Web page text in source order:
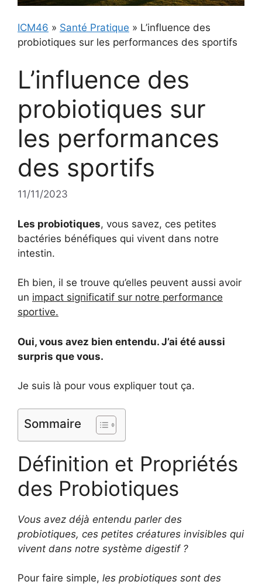
ICM46 » Santé Pratique » L’influence des
probiotiques sur les performances des sportifs
L’influence des
probiotiques sur
les performances
des sportifs
11/11/2023
Les probiotiques, vous savez, ces petites
bactéries bénéfiques qui vivent dans notre
intestin.
Eh bien, il se trouve qu’elles peuvent aussi avoir
un impact significatif sur notre performance
sportive.
Oui, vous avez bien entendu. J’ai été aussi
surpris que vous.
Je suis là pour vous expliquer tout ça.
Sommaire
Définition et Propriétés
des Probiotiques
Vous avez déjà entendu parler des
probiotiques, ces petites créatures invisibles qui
vivent dans notre système digestif ?
Pour faire simple, les probiotiques sont des